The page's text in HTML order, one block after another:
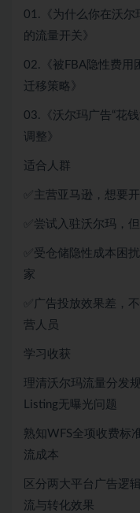
01.《为什么你在沃尔
的流量开关》
02.《被FBA隐性费用
迁移策略》
03.《沃尔玛广告“花
调整》
适合人群
✅主营亚马逊，想要
✅尝试入驻沃尔玛，
✅受仓储隐性成本困
家
✅广告投放效果差，
营人员
学习收获
理清沃尔玛流量分发
Listing无曝光问题
熟知WFS全项收费标
流成本
区分两大平台广告逻
流与转化效果